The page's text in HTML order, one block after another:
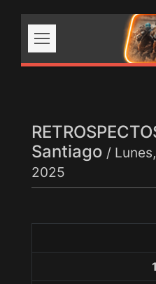
Santiago /
2025